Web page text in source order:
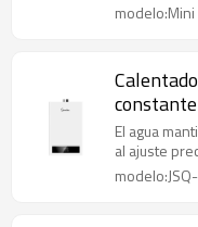
modelo:Mini
con OEM
El agua
al ajuste